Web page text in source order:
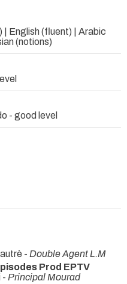
| English (fluent) | Arabic
(notions)
- good level
- Double Agent L.M
Prod EPTV
- Principal Mourad